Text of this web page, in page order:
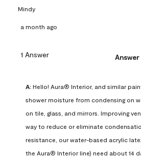
Mindy
a month ago
1 Answer
A: Hello! Aura® Interior, and similar
shower moisture from condensing on
on tile, glass, and mirrors. Improving
way to reduce or eliminate
resistance, our water-based acrylic
the Aura® Interior line) need about 14